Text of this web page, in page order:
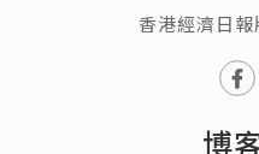
香港經濟日
博